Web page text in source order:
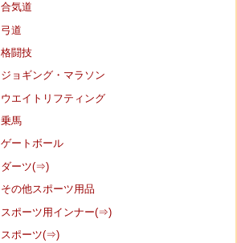
合気道
弓道
格闘技
ジョギング・マラソン
ウエイトリフティング
乗馬
ゲートボール
ダーツ(⇒)
その他スポーツ用品
スポーツ用インナー(⇒)
スポーツ(⇒)